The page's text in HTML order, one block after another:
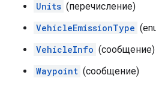
Units (перечисление)
VehicleEmissionType
VehicleInfo (сообщение)
Waypoint (сообщение)